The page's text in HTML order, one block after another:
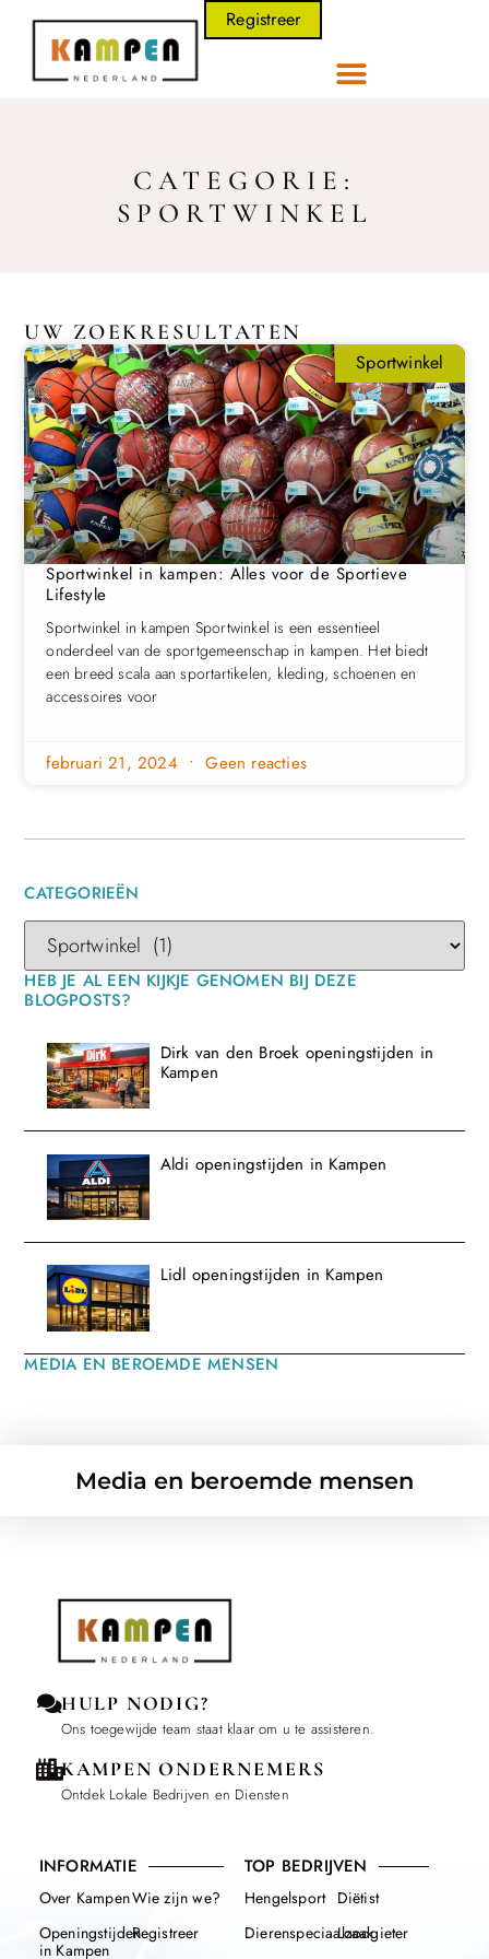
Registreer
CATEGORIE:
SPORTWINKEL
UW ZOEKRESULTATEN
Sportwinkel
Sportwinkel in kampen: Alles voor de Sportieve
Lifestyle
Sportwinkel in kampen Sportwinkel is een essentieel
onderdeel van de sportgemeenschap in kampen. Het biedt
een breed scala aan sportartikelen, kleding, schoenen en
accessoires voor
februari 21, 2024 Geen reacties
CATEGORIEËN
HEB JE AL EEN KIJKJE GENOMEN BIJ DEZE
BLOGPOSTS?
Dirk van den Broek openingstijden in
Kampen
Aldi openingstijden in Kampen
Lidl openingstijden in Kampen
MEDIA EN BEROEMDE MENSEN
Media en beroemde mensen
HULP NODIG?
Ons toegewijde team staat klaar om u te assisteren.
KAMPEN ONDERNEMERS
Ontdek Lokale Bedrijven en Diensten
INFORMATIE
Over Kampen
Openingstijden
in Kampen
Wie zijn we?
Registreer
TOP BEDRIJVEN
Hengelsport
Dierenspeciaalzaak
Diëtist
Loodgieter